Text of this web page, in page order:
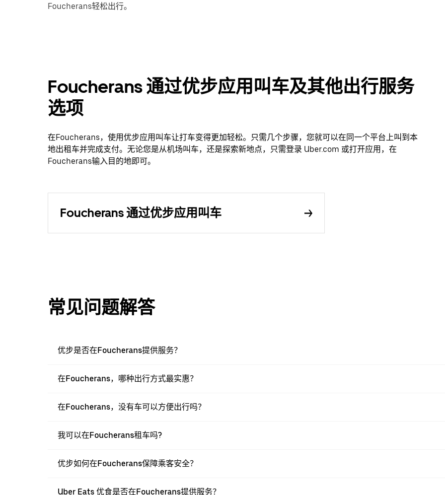
Foucherans轻松出行。
Foucherans 通过优步应用叫车及其他出行服务
选项
在Foucherans，使用优步应用叫车让打车变得更加轻松。只需几个步骤，您就可以在同一个平台上叫到本
地出租车并完成支付。无论您是从机场叫车，还是探索新地点，只需登录 Uber.com 或打开应用，在
Foucherans输入目的地即可。
Foucherans 通过优步应用叫车
常见问题解答
优步是否在Foucherans提供服务？
在Foucherans，哪种出行方式最实惠？
在Foucherans，没有车可以方便出行吗？
我可以在Foucherans租车吗?
优步如何在Foucherans保障乘客安全？
Uber Eats 优食是否在Foucherans提供服务？